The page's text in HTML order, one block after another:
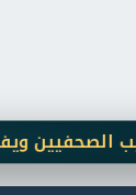
ويفجر